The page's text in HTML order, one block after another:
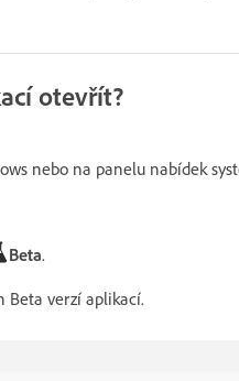
otevřít?
nebo na panelu nabídek
Beta.
Beta verzí aplikací.